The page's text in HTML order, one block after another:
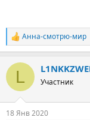
Р
е
к
и
Анна-смотрю-мир
L Участник
18 Янв 2020